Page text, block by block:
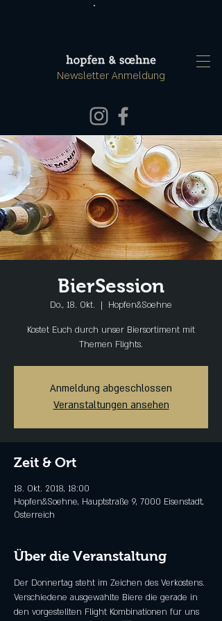
Newsletter Anmeldung
BierSession
Do., 18. Okt.
  |
Hopfen&Soehne
Kostet Euch durch unser Biersortiment mit
Themen Flights.
Anmeldung abgeschlossen
Veranstaltungen ansehen
Zeit & Ort
18. Okt. 2018, 18:00
Hopfen&Soehne, Hauptstraße 9, 7000 Eisenstadt,
Österreich
Über die Veranstaltung
Der Donnertag steht im Zeichen des Verkostens.
Verschiedene ausgewählte Biere die gerade in
den vorgestellten Flight Kombinationen für uns